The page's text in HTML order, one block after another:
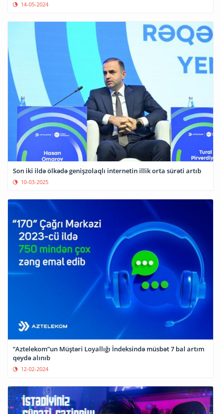
14-05-2024
Son iki ildə ölkədə genişzolaqlı internetin illik orta sürəti artıb
10-03-2025
“Aztelekom”un Müştəri Loyallığı İndeksində müsbət 7 bal artım
qeydə alınıb
12-02-2024